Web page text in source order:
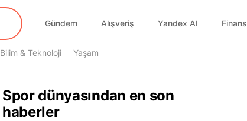
Gündem Alışveriş Yandex AI Finans
Bilim & Teknoloji Yaşam
Spor dünyasından en son
haberler